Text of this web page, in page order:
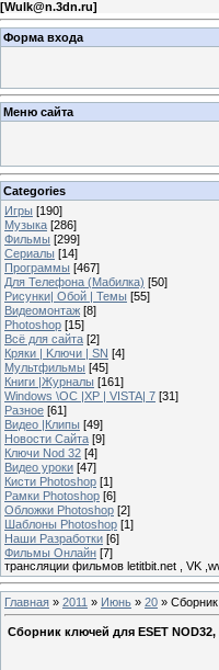
[Wulk@n.3dn.ru]
Форма входа
Меню сайта
Categories
Игры [190]
Музыка [286]
Фильмы [299]
Сериалы [14]
Программы [467]
Для Телефона (Мабилка) [50]
Рисунки| Обой | Темы [55]
Видеомонтаж [8]
Photoshop [15]
Всё для сайта [2]
Кряки | Kлючи | SN [4]
Мультфильмы [45]
Книги |Журналы [161]
Windows \OC |XP | VISTA| 7 [31]
Разное [61]
Видео |Клипы [49]
Новости Сайта [9]
Ключи Nod 32 [4]
Видео уроки [47]
Кисти Photoshop [1]
Рамки Photoshop [6]
Обложки Photoshop [2]
Шаблоны Photoshop [1]
Наши Разработки [6]
Фильмы Онлайн [7]
трансляции фильмов letitbit.net , VK
Главная » 2011 » Июнь » 20 »
Сборник ключей для ESET